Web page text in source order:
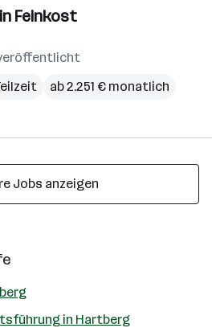
Feinkost
ab 2.251 € monatlich
Jobs anzeigen
in Hartberg